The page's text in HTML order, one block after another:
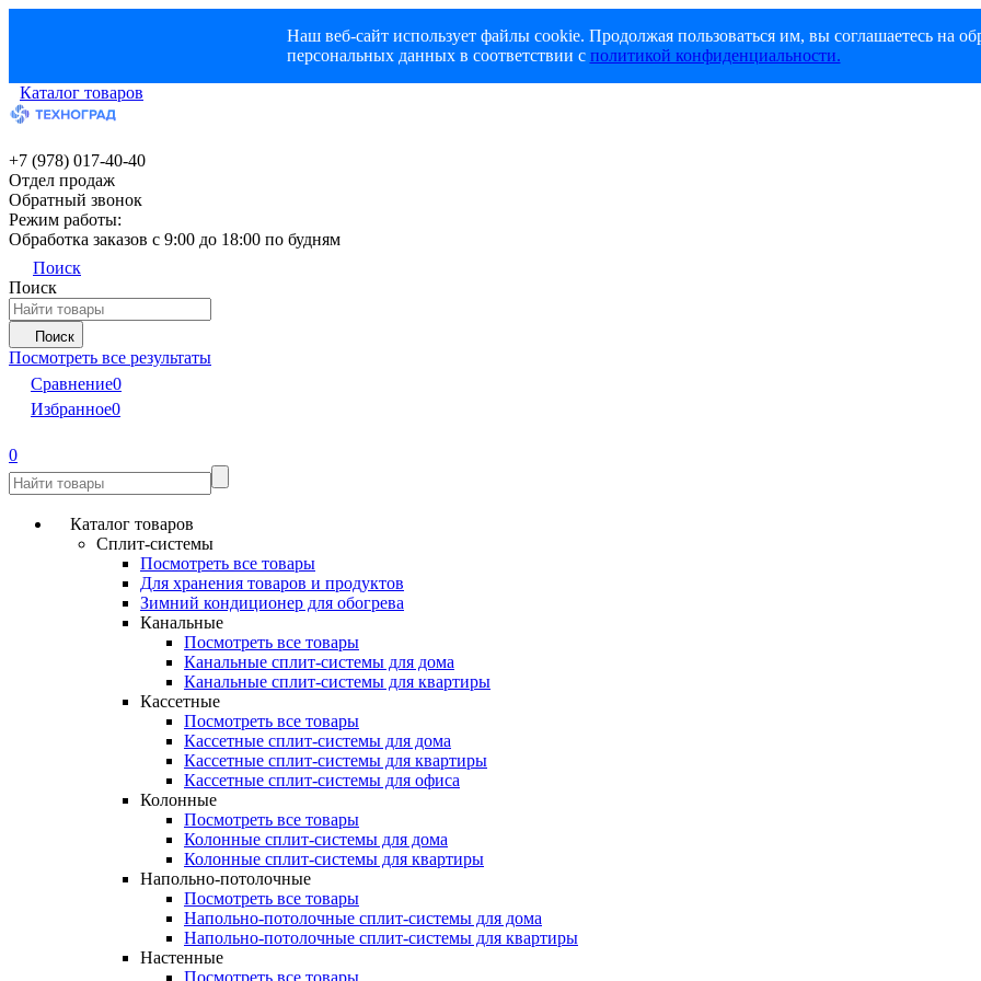
Наш веб-сайт использует файлы cookie. Продолжая пользоваться им, вы соглашаетесь на
персональных данных в соответствии с политикой конфиденциальности.
Каталог товаров
+7 (978) 017-40-40
Отдел продаж
Обратный звонок
Режим работы:
Обработка заказов с 9:00 до 18:00 по будням
Поиск
Поиск
Поиск
Посмотреть все результаты
Сравнение0
Избранное0
0
Каталог товаров
Сплит-системы
Посмотреть все товары
Для хранения товаров и продуктов
Зимний кондиционер для обогрева
Канальные
Посмотреть все товары
Канальные сплит-системы для дома
Канальные сплит-системы для квартиры
Кассетные
Посмотреть все товары
Кассетные сплит-системы для дома
Кассетные сплит-системы для квартиры
Кассетные сплит-системы для офиса
Колонные
Посмотреть все товары
Колонные сплит-системы для дома
Колонные сплит-системы для квартиры
Напольно-потолочные
Посмотреть все товары
Напольно-потолочные сплит-системы для дома
Напольно-потолочные сплит-системы для квартиры
Настенные
Посмотреть все товары